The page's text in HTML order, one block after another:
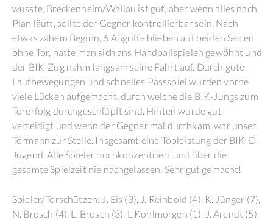
wusste, Breckenheim/Wallau ist gut, aber wenn alles nach
Plan läuft, sollte der Gegner kontrollierbar sein. Nach
etwas zähem Beginn, 6 Angriffe blieben auf beiden Seiten
ohne Tor, hatte man sich ans Handballspielen gewöhnt und
der BIK-Zug nahm langsam seine Fahrt auf. Durch gute
Laufbewegungen und schnelles Passspiel wurden vorne
viele Lücken aufgemacht, durch welche die BIK-Jungs zum
Torerfolg durchgeschlüpft sind. Hinten wurde gut
verteidigt und wenn der Gegner mal durchkam, war unser
Tormann zur Stelle. Insgesamt eine Topleistung der BIK-D-
Jugend. Alle Spieler hochkonzentriert und über die
gesamte Spielzeit nie nachgelassen. Sehr gut gemacht!
Spieler/Torschützen: J. Eis (3), J. Reinbold (4), K. Jünger (7),
N. Brosch (4), L. Brosch (3), L.Kohlmorgen (1), J. Arendt (5),